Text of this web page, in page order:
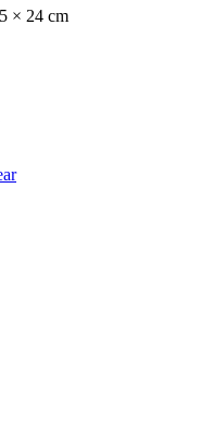
× 24 cm